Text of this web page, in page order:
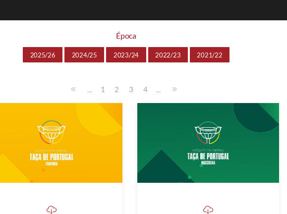
Época
2025/26 2024/25 2023/24 2022/23 2021/22
... 1 2 3 4 ...